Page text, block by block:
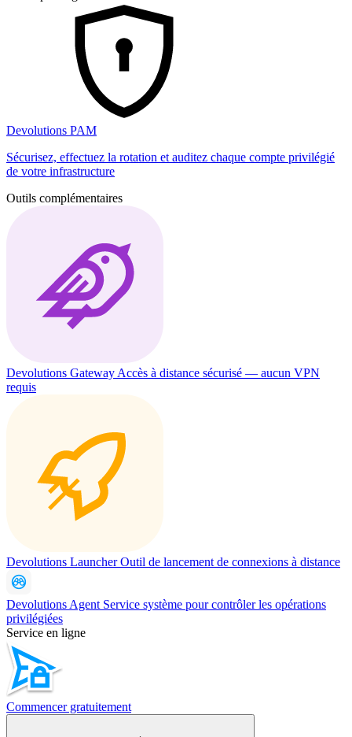
Devolutions PAM
Sécurisez, effectuez la rotation et auditez chaque compte privilégié
de votre infrastructure
Outils complémentaires
Devolutions Gateway Accès à distance sécurisé — aucun VPN
requis
Devolutions Launcher Outil de lancement de connexions à distance
Devolutions Agent Service système pour contrôler les opérations
privilégiées
Service en ligne
Commencer gratuitement